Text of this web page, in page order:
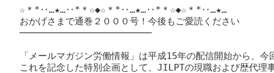
☆＊*‥…★…‥*＊☆◆☆＊*‥…★…‥*＊☆◆☆＊*‥…★…
おかげさまで通巻２０００号！今後もご愛読ください
────────────────────────
「メールマガジン労働情報」は平成15年の配信開始から、
これを記念した特別企画として、JILPTの現職および歴代理